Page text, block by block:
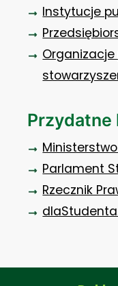
Instytucje
Przydatne
Parlament
Rzecznik